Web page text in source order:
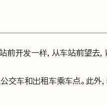
开发一样，从车站前望去，
交车和出租车乘车点。此外